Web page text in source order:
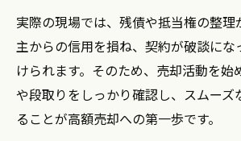
実際の現場では、残債や抵当権の整理
主からの信用を損ね、契約が破談にな
けられます。そのため、売却活動を始
や段取りをしっかり確認し、スムーズ
ることが高額売却への第一歩です。